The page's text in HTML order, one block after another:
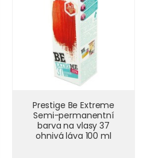
Prestige Be Extreme
Semi-permanentní
barva na vlasy 37
ohnivá láva 100 ml